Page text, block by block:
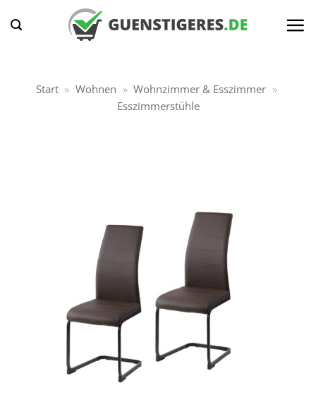
Inhalt
Start » Wohnen » Wohnzimmer & Esszimmer »
Esszimmerstühle